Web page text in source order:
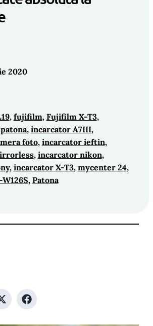
2020
, fujifilm, Fujifilm X-T3 ,
, incarcator A7III ,
foto, incarcator ieftin ,
, incarcator nikon ,
, incarcator X-T3, mycenter 24 ,
, Patona